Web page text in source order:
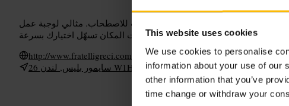
This website uses cookies
We use cookies to personalise
information about your use of our
other information that you’ve
time change or withdraw your
خبز أو سندويش. إذا كنت على عجلة، اطلب للاصطحاب. مثالي لوجبة عمل
سريعة أو فطور قبل جولة، ولافتات المكان تسهّل اختيارك بسرعة.
http://www.fratelligreci.com/
26 سايمور بليس, لندن W1H 7NN, المملكة المتحدة